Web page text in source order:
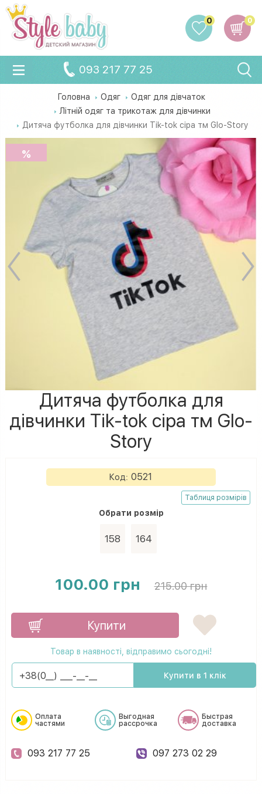
0
0
093 217 77 25
Головна Одяг
Одяг для дівчаток
Літній одяг та трикотаж для дівчинки
Дитяча футболка для дівчинки Tik-tok сіра тм Glo-Story
%
Дитяча футболка для
дівчинки Tik-tok сіра тм Glo-
Story
Код: 0521
Таблиця розмірів
Обрати розмір
158 164
100.00 грн 215.00 грн
Купити
Товар в наявності, відправимо сьогодні!
Купити в 1 клік
Оплата
частями
Выгодная
рассрочка
Быстрая
доставка
093 217 77 25 097 273 02 29